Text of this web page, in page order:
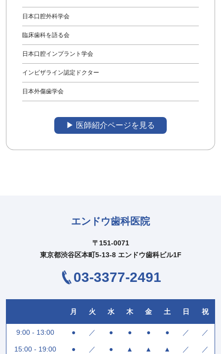
日本口腔外科学会
臨床歯科を語る会
日本口腔インプラント学会
インビザライン認定ドクター
日本外傷歯学会
▶︎ 医師紹介ページを見る
エンドウ歯科医院
〒151-0071
東京都渋谷区本町5-13-8 エンドウ歯科ビル1F
03-3377-2491
月 火 水 木 金 土 日 祝
9:00 - 13:00 ● ／ ● ● ● ● ／ ／
15:00 - 19:00 ● ／ ● ▲ ▲ ▲ ／ ／